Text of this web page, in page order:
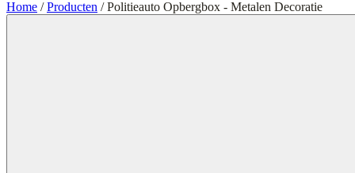
Home /Producten /Politieauto Opbergbox - Metalen Decoratie